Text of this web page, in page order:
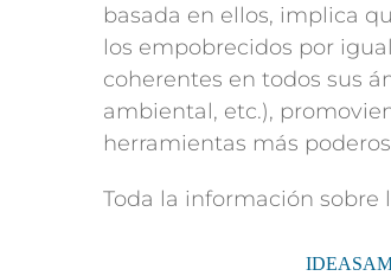
basada en ellos, implica
los empobrecidos por
coherentes en todos sus
ambiental, etc.),
herramientas más
Toda la información sobre